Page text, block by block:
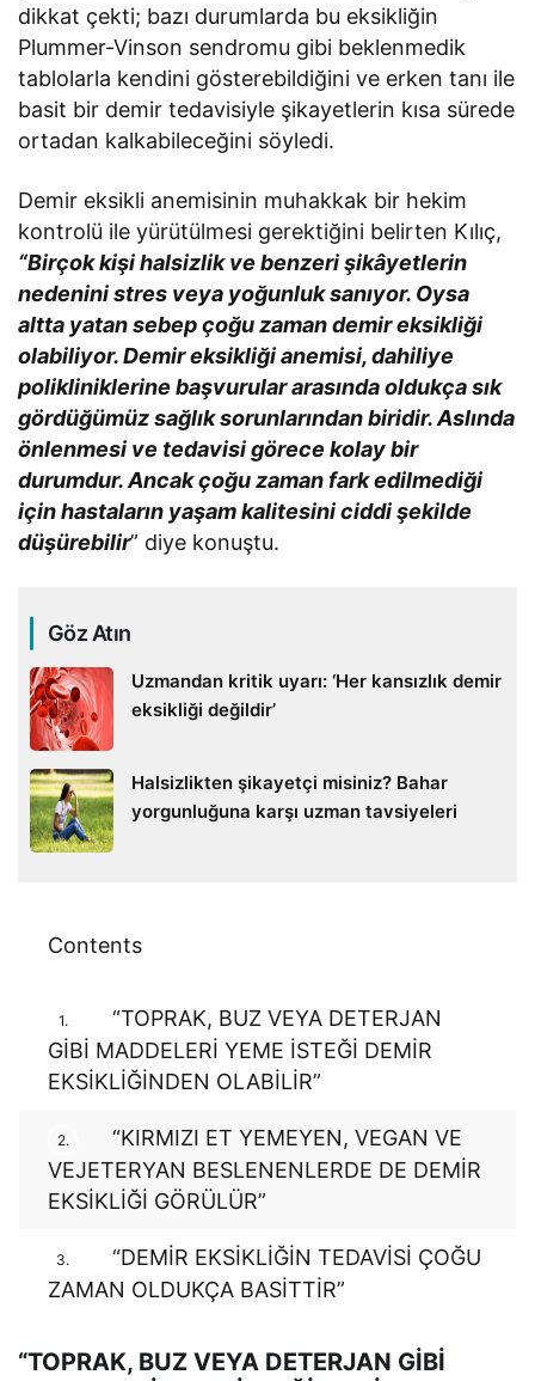
dikkat çekti; bazı durumlarda bu eksikliğin
Plummer-Vinson sendromu gibi beklenmedik
tablolarla kendini gösterebildiğini ve erken tanı ile
basit bir demir tedavisiyle şikayetlerin kısa sürede
ortadan kalkabileceğini söyledi.
Demir eksikli anemisinin muhakkak bir hekim
kontrolü ile yürütülmesi gerektiğini belirten Kılıç,
“Birçok kişi halsizlik ve benzeri şikâyetlerin
nedenini stres veya yoğunluk sanıyor. Oysa
altta yatan sebep çoğu zaman demir eksikliği
olabiliyor. Demir eksikliği anemisi, dahiliye
polikliniklerine başvurular arasında oldukça sık
gördüğümüz sağlık sorunlarından biridir. Aslında
önlenmesi ve tedavisi görece kolay bir
durumdur. Ancak çoğu zaman fark edilmediği
için hastaların yaşam kalitesini ciddi şekilde
düşürebilir” diye konuştu.
Göz Atın
Uzmandan kritik uyarı: ‘Her kansızlık demir
eksikliği değildir’
Halsizlikten şikayetçi misiniz? Bahar
yorgunluğuna karşı uzman tavsiyeleri
Contents
1.
“TOPRAK, BUZ VEYA DETERJAN
GİBİ MADDELERİ YEME İSTEĞİ DEMİR
EKSİKLİĞİNDEN OLABİLİR”
2.
“KIRMIZI ET YEMEYEN, VEGAN VE
VEJETERYAN BESLENENLERDE DE DEMİR
EKSİKLİĞİ GÖRÜLÜR”
3.
“DEMİR EKSİKLİĞİN TEDAVİSİ ÇOĞU
ZAMAN OLDUKÇA BASİTTİR”
“TOPRAK, BUZ VEYA DETERJAN GİBİ